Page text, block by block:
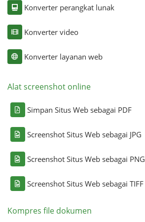
Konverter perangkat lunak
Konverter video
Konverter layanan web
Alat screenshot online
Simpan Situs Web sebagai PDF
Screenshot Situs Web sebagai JPG
Screenshot Situs Web sebagai PNG
Screenshot Situs Web sebagai TIFF
Kompres file dokumen